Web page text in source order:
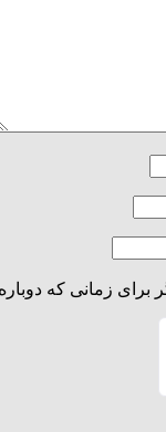
برای زمانی که